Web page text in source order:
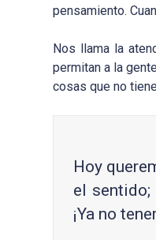
pensamiento.
Nos llama la
permitan a la
cosas que no
Hoy
el
¡Ya no